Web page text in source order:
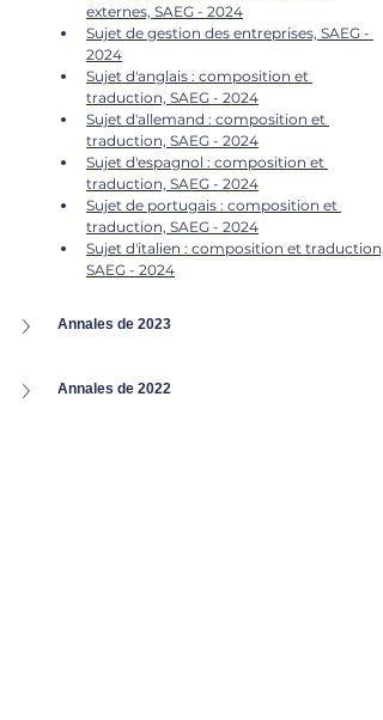
externes, SAEG - 2024
Sujet de gestion des entreprises, SAEG -
2024
Sujet d'anglais : composition et
traduction, SAEG - 2024
Sujet d'allemand : composition et
traduction, SAEG - 2024
Sujet d'espagnol : composition et
traduction, SAEG - 2024
Sujet de portugais : composition et
traduction, SAEG - 2024
Sujet d'italien : composition et traduction,
SAEG - 2024
Annales de 2023
Annales de 2022